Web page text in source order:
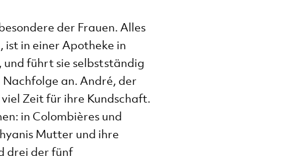
der Frauen. Alles
ist in einer Apotheke in
und führt sie selbstständig
an. André, der
Zeit für ihre Kundschaft.
in Colombières und
Mutter und ihre
drei der fünf